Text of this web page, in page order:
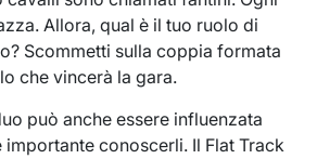
Allora, qual è il tuo ruolo di
Scommetti sulla coppia formata
che vincerà la gara.
può anche essere influenzata
conoscerli. Il Flat Track